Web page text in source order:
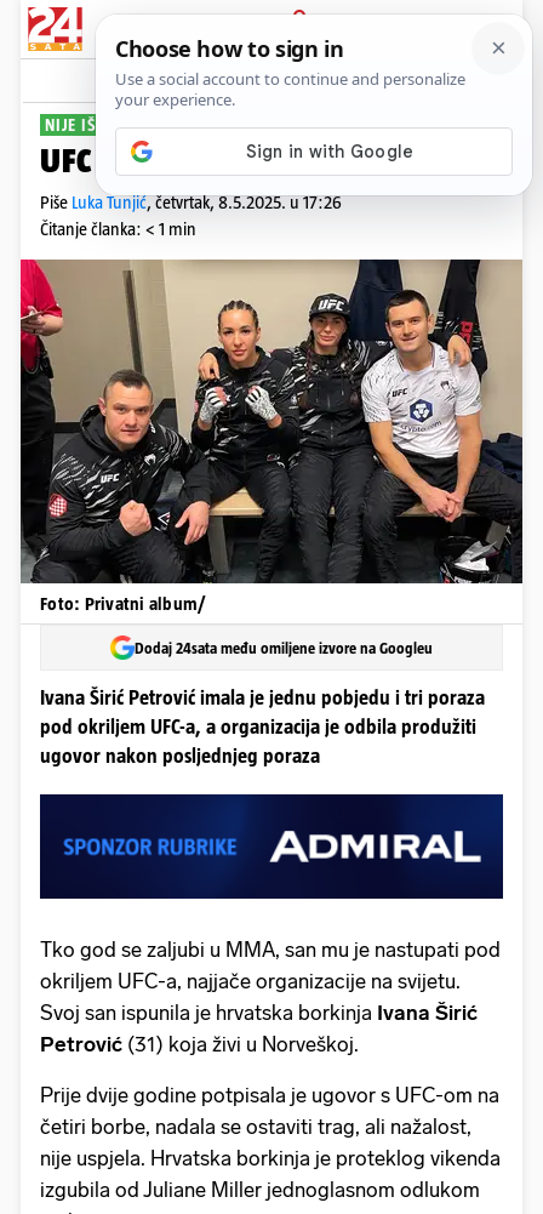
PRIJAVA
Sport Komentari
NIJE IŠLO
UFC otpustio hrvatsku borkinju
Piše Luka Tunjić,četvrtak, 8.5.2025. u 17:26
Čitanje članka: < 1 min
Foto: Privatni album/
Dodaj 24sata među omiljene izvore na Googleu
Ivana Širić Petrović imala je jednu pobjedu i tri poraza
pod okriljem UFC-a, a organizacija je odbila produžiti
ugovor nakon posljednjeg poraza
Tko god se zaljubi u MMA, san mu je nastupati pod
okriljem UFC-a, najjače organizacije na svijetu.
Svoj san ispunila je hrvatska borkinja Ivana Širić
Petrović (31) koja živi u Norveškoj.
Prije dvije godine potpisala je ugovor s UFC-om na
četiri borbe, nadala se ostaviti trag, ali nažalost,
nije uspjela. Hrvatska borkinja je proteklog vikenda
izgubila od Juliane Miller jednoglasnom odlukom